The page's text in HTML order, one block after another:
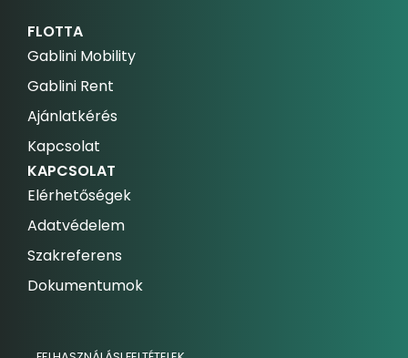
FLOTTA
Gablini Mobility
Gablini Rent
Ajánlatkérés
Kapcsolat
KAPCSOLAT
Elérhetőségek
Adatvédelem
Szakreferens
Dokumentumok